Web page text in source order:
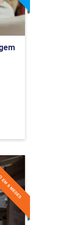
as Emoções
de Saúde
da Saúde:
de
e a Família:
MESES
em